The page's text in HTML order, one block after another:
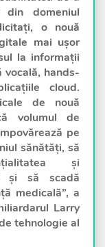
domeniul
o nouă
mai ușor
la informații
hands-
cloud.
de nouă
volumul de
pe
sănătăți, să
și
și să scadă
medicală”, a
Larry
tehnologie al